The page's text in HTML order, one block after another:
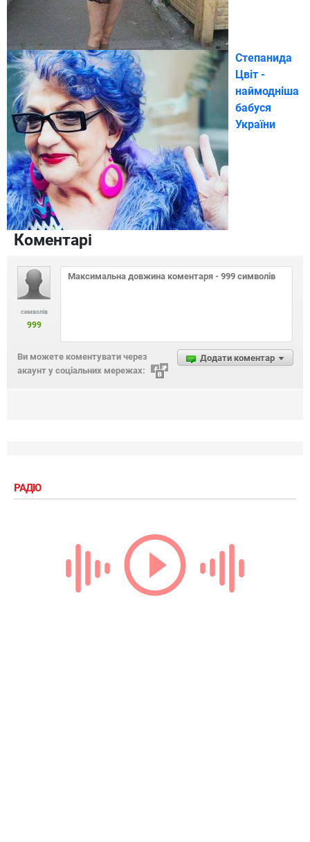
Степанида
Цвіт -
наймодніша
бабуся
України
Коментарі
символів
999
Додати коментар
Ви можете коментувати через
акаунт у соціальних мережах:
РАДІО